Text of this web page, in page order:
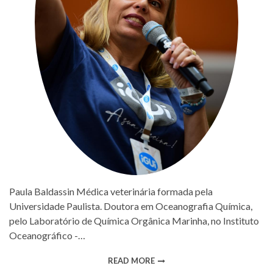
Paula Baldassin Médica veterinária formada pela
Universidade Paulista. Doutora em Oceanografia Química,
pelo Laboratório de Química Orgânica Marinha, no Instituto
Oceanográfico -…
READ MORE